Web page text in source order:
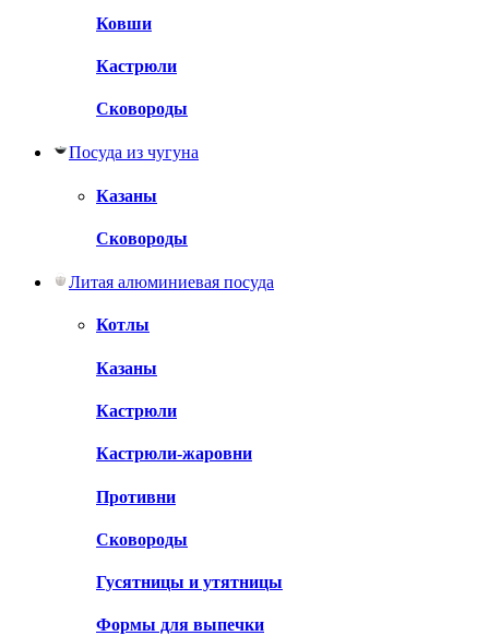
Ковши
Кастрюли
Сковороды
Посуда из чугуна
Казаны
Сковороды
Литая алюминиевая посуда
Котлы
Казаны
Кастрюли
Кастрюли-жаровни
Противни
Сковороды
Гусятницы и утятницы
Формы для выпечки